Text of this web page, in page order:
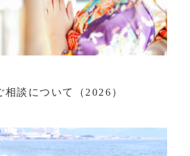
談について（2026）